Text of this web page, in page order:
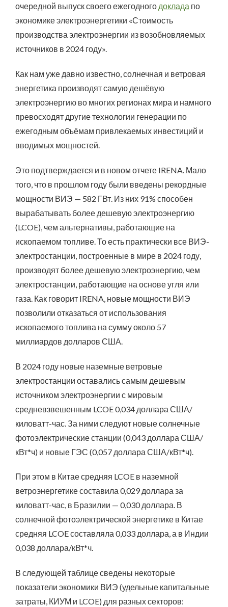
очередной выпуск своего ежегодного доклада по
экономике электроэнергетики «Стоимость
производства электроэнергии из возобновляемых
источников в 2024 году».
Как нам уже давно известно, солнечная и ветровая
энергетика производят самую дешёвую
электроэнергию во многих регионах мира и намного
превосходят другие технологии генерации по
ежегодным объёмам привлекаемых инвестиций и
вводимых мощностей.
Это подтверждается и в новом отчете IRENA. Мало
того, что в прошлом году были введены рекордные
мощности ВИЭ — 582 ГВт. Из них 91% способен
вырабатывать более дешевую электроэнергию
(LCOE), чем альтернативы, работающие на
ископаемом топливе. То есть практически все ВИЭ-
электростанции, построенные в мире в 2024 году,
производят более дешевую электроэнергию, чем
электростанции, работающие на основе угля или
газа. Как говорит IRENA, новые мощности ВИЭ
позволили отказаться от использования
ископаемого топлива на сумму около 57
миллиардов долларов США.
В 2024 году новые наземные ветровые
электростанции оставались самым дешевым
источником электроэнергии с мировым
средневзвешенным LCOE 0,034 доллара США/
киловатт-час. За ними следуют новые солнечные
фотоэлектрические станции (0,043 доллара США/
кВт*ч) и новые ГЭС (0,057 доллара США/кВт*ч).
При этом в Китае средняя LCOE в наземной
ветроэнергетике составила 0,029 доллара за
киловатт-час, в Бразилии — 0,030 доллара. В
солнечной фотоэлектрической энергетике в Китае
средняя LCOE составляла 0,033 доллара, а в Индии
0,038 доллара/кВт*ч.
В следующей таблице сведены некоторые
показатели экономики ВИЭ (удельные капитальные
затраты, КИУМ и LCOE) для разных секторов: